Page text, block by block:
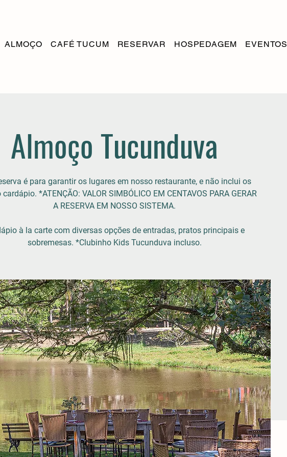
ALMOÇO CAFÉ TUCUM RESERVAR HOSPEDAGEM EVENTOS
Almoço Tucunduva
é para garantir os lugares em nosso restaurante, e não inclui os
*ATENÇÃO: VALOR SIMBÓLICO EM CENTAVOS PARA GERAR
A RESERVA EM NOSSO SISTEMA.
à la carte com diversas opções de entradas, pratos principais e
sobremesas. *Clubinho Kids Tucunduva incluso.